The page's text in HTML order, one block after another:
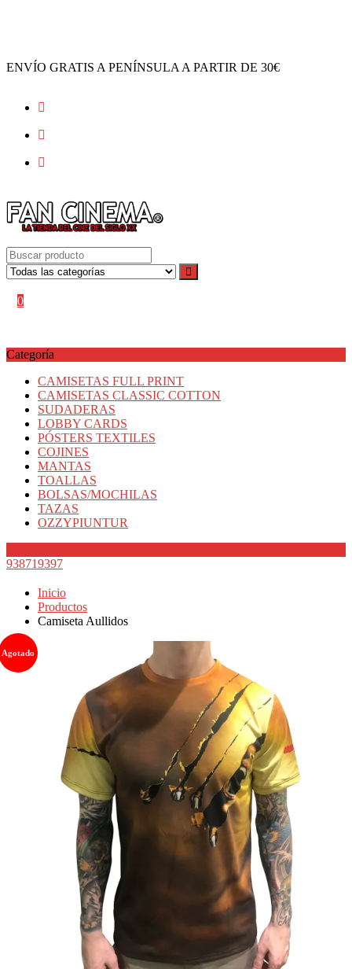
ENVÍO GRATIS A PENÍNSULA A PARTIR DE 30€
0
Categoría
CAMISETAS FULL PRINT
CAMISETAS CLASSIC COTTON
SUDADERAS
LOBBY CARDS
PÓSTERS TEXTILES
COJINES
MANTAS
TOALLAS
BOLSAS/MOCHILAS
TAZAS
OZZYPIUNTUR
938719397
Inicio
Productos
Camiseta Aullidos
Agotado